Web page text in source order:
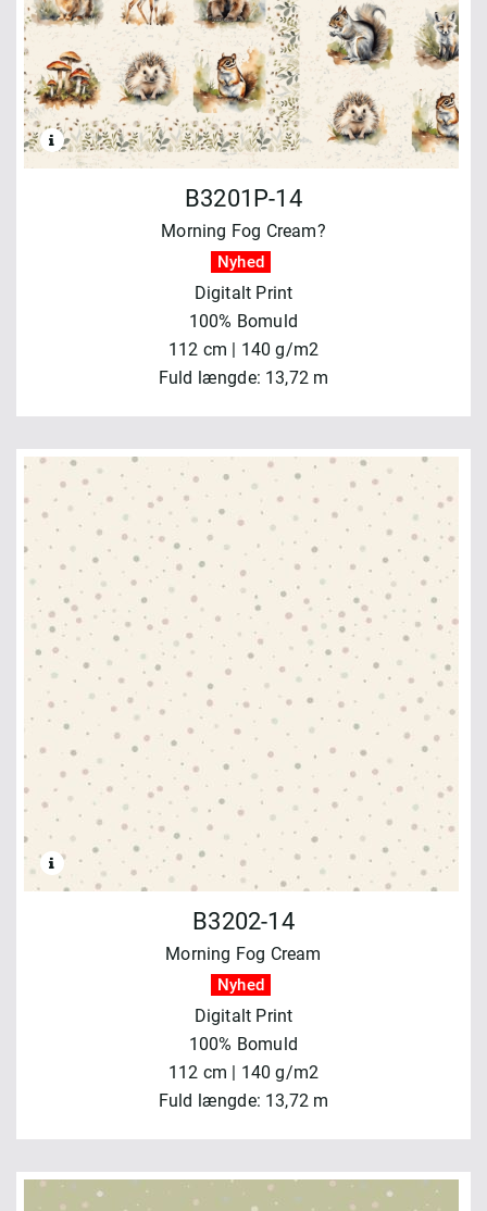
B3201P-14
Morning Fog Cream?
Nyhed
Digitalt Print
100% Bomuld
112 cm | 140 g/m2
Fuld længde: 13,72 m
B3202-14
Morning Fog Cream
Nyhed
Digitalt Print
100% Bomuld
112 cm | 140 g/m2
Fuld længde: 13,72 m